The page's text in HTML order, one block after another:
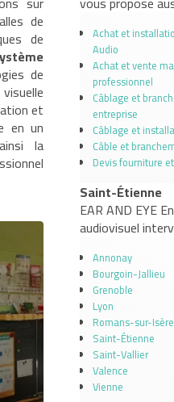
de
de
de
et
en un
la
Achat et
Audio
Achat et vente
professionnel
Câblage et
entreprise
Câblage et
Câble et
Devis fourniture
Saint-Étienne
EAR AND EYE
audiovisuel
Annonay
Bourgoin-Jallieu
Grenoble
Lyon
Romans-sur-Isère
Saint-Étienne
Saint-Vallier
Valence
Vienne